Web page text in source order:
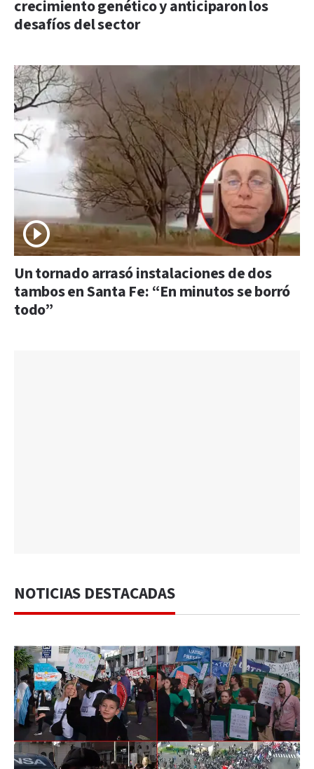
crecimiento genético y anticiparon los
desafíos del sector
Un tornado arrasó instalaciones de dos
tambos en Santa Fe: “En minutos se borró
todo”
NOTICIAS DESTACADAS